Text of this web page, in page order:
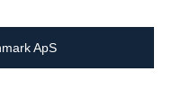
ApS